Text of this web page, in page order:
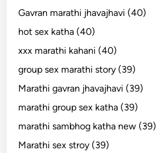
Gavran marathi jhavajhavi (40)
hot sex katha (40)
xxx marathi kahani (40)
group sex marathi story (39)
Marathi gavran jhavajhavi (39)
marathi group sex katha (39)
marathi sambhog katha new (39)
Marathi sex stroy (39)